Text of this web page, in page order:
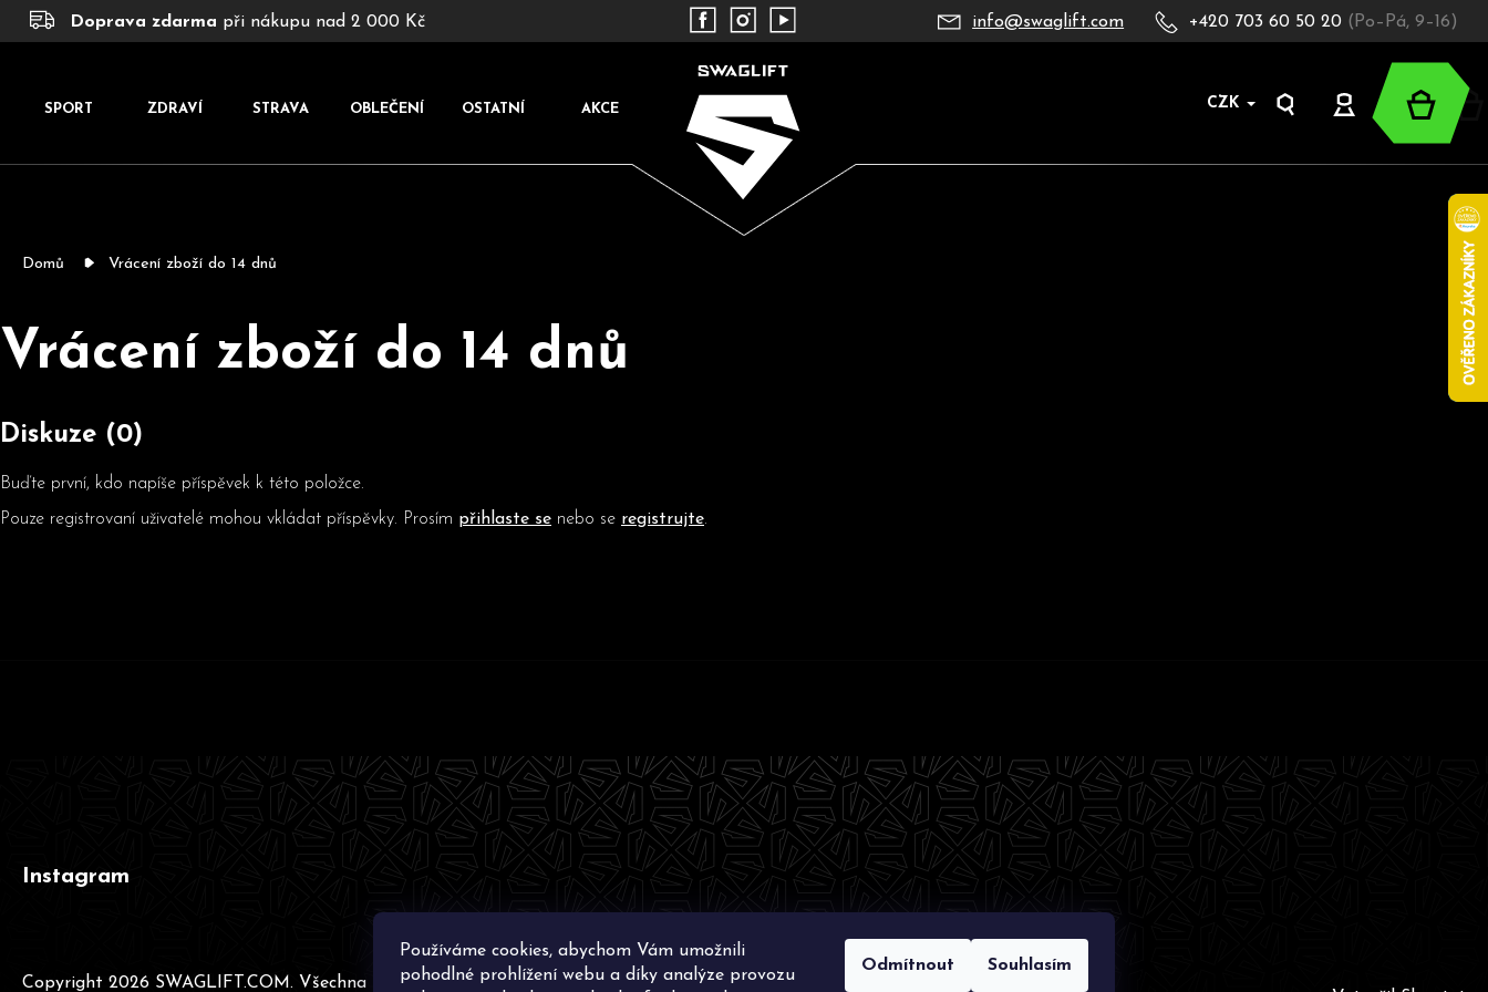
Používáme cookies, abychom Vám umožnili
pohodlné prohlížení webu a díky analýze provozu
Odmítnout Souhlasím
Přejít
Doprava zdarma při nákupu nad 2 000 Kč info@swaglift.com +420 703 60 50 20 (Po–Pá, 9–16)
SPORT ZDRAVÍ STRAVA OBLEČENÍ OSTATNÍ AKCE CZK
Hledat
Přihlášení
košík
Domů Vrácení zboží do 14 dnů
Vrácení zboží do 14 dnů
Diskuze (0)
Buďte první, kdo napíše příspěvek k této položce.
Pouze registrovaní uživatelé mohou vkládat příspěvky. Prosím přihlaste se nebo se registrujte.
o
Co potřebujete najít?
HLEDAT
Instagram
Copyright 2026 SWAGLIFT.COM. Všechna práva vyhrazena.Upravit nastavení cookies